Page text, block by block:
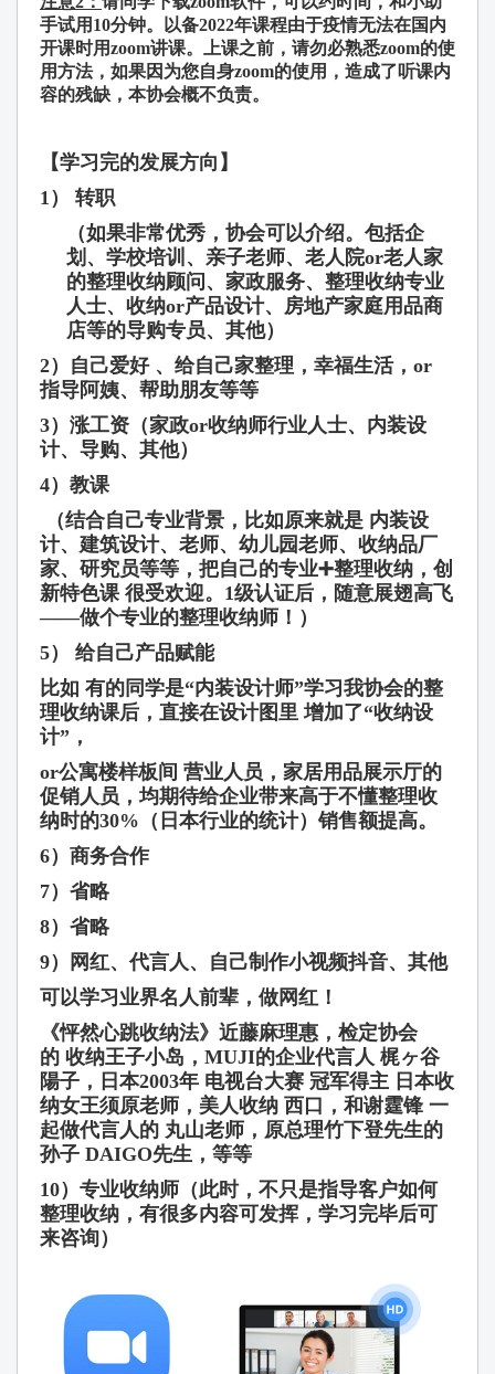
手试用 10分钟。 以备2022年课程由于疫情无法在国内
开课时用zoom讲课。 上课之前， 请勿必熟悉zoom的使
用方法，如果因 为您自身zoom的使用，造成了听课内
容的残缺，本协会概不负责。
【学习完的发展方向】
1） 转职
（如果非常优秀，协会可以介绍。包括企
划、学校培训、亲子老师、老人院or老人家
的整理收纳顾问、家政服务、整理收纳专业
人士、收纳or产品设计、房地产家庭用品商
店等的导购专员、其他）
2）自己爱好 、给自己家整理，幸福生活，or
指导阿姨、帮助朋友等等
3）涨工资（家政or收纳师行业人士、内装设
计、导购、其他）
4）教课
（结合自己专业背景，比如原来就是 内装设
计、建筑设计、老师、幼儿园老师、收纳品厂
家、研究员等等，把自己的专业➕整理收纳，创
新特色课 很受欢迎。1级认证后，随意展翅高飞
——做个专业的整理收纳师！）
5） 给自己产品赋能
比如 有的同学是“内装设计师”学习我协会的整
理收纳课后，直接在设计图里 增加了“收纳设
计”，
or公寓楼样板间 营业人员，家居用品展示厅的
促销人员，均期待给企业带来高于不懂整理收
纳时的30%（日本行业的统计）销售额提高。
6）商务合作
7）省略
8）省略
9）网红、代言人、自己制作小视频抖音、其他
可以学习业界名人前辈，做网红！
《怦然心跳收纳法》近藤麻理惠，检定协会
的 收纳王子小岛，MUJI的企业代言人 梶ヶ谷
陽子，日本2003年 电视台大赛 冠军得主 日本收
纳女王须原老师，美人收纳 西口，和谢霆锋 一
起做代言人的 丸山老师，原总理竹下登先生的
孙子 DAIGO先生，等等
10）专业收纳师（此时，不只是指导客户如何
整理收纳，有很多内容可发挥，学习完毕后可
来咨询）